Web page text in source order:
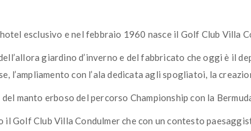
esclusivo e nel febbraio 1960 nasce il Golf Club Villa
giardino d’inverno e del fabbricato che oggi è il
l’ampliamento con l’ala dedicata agli spogliatoi, la
manto erboso del percorso Championship con la
Golf Club Villa Condulmer che con un contesto